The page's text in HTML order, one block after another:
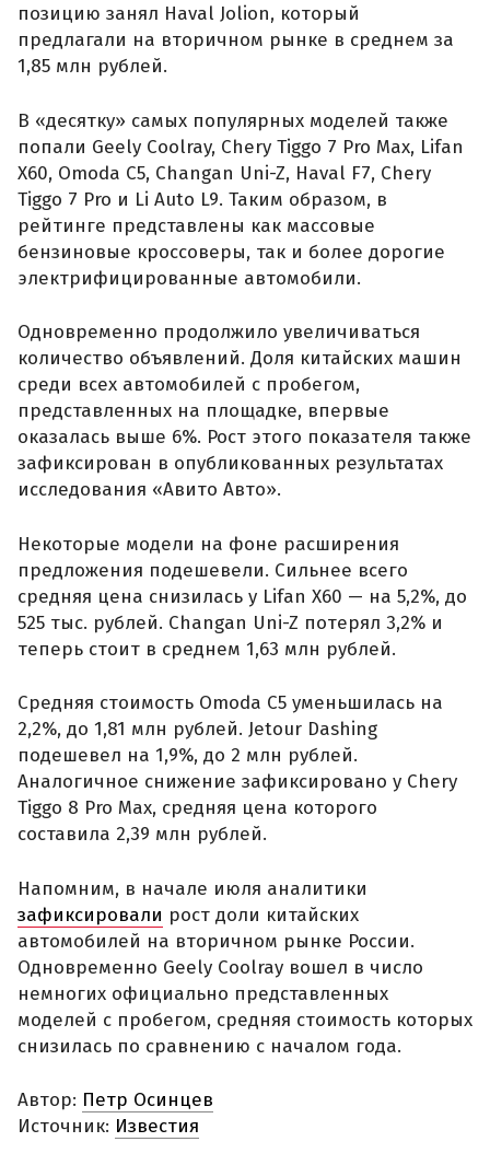
позицию занял Haval Jolion, который
предлагали на вторичном рынке в среднем за
1,85 млн рублей.
В «десятку» самых популярных моделей также
попали Geely Coolray, Chery Tiggo 7 Pro Max, Lifan
X60, Omoda C5, Changan Uni-Z, Haval F7, Chery
Tiggo 7 Pro и Li Auto L9. Таким образом, в
рейтинге представлены как массовые
бензиновые кроссоверы, так и более дорогие
электрифицированные автомобили.
Одновременно продолжило увеличиваться
количество объявлений. Доля китайских машин
среди всех автомобилей с пробегом,
представленных на площадке, впервые
оказалась выше 6%. Рост этого показателя также
зафиксирован в опубликованных результатах
исследования «Авито Авто».
Некоторые модели на фоне расширения
предложения подешевели. Сильнее всего
средняя цена снизилась у Lifan X60 — на 5,2%, до
525 тыс. рублей. Changan Uni-Z потерял 3,2% и
теперь стоит в среднем 1,63 млн рублей.
Средняя стоимость Omoda C5 уменьшилась на
2,2%, до 1,81 млн рублей. Jetour Dashing
подешевел на 1,9%, до 2 млн рублей.
Аналогичное снижение зафиксировано у Chery
Tiggo 8 Pro Max, средняя цена которого
составила 2,39 млн рублей.
Напомним, в начале июля аналитики
зафиксировали рост доли китайских
автомобилей на вторичном рынке России.
Одновременно Geely Coolray вошел в число
немногих официально представленных
моделей с пробегом, средняя стоимость которых
снизилась по сравнению с началом года.
Автор: Петр Осинцев
Источник: Известия